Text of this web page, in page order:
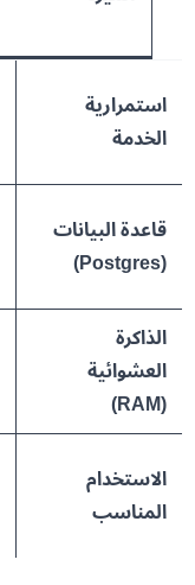
استمرارية
الخدمة
قاعدة البيانات
(Postgres)
الذاكرة
العشوائية
(RAM)
الاستخدام
المناسب